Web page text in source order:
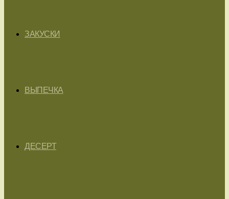
ЗАКУСКИ
ВЫПЕЧКА
ДЕСЕРТ